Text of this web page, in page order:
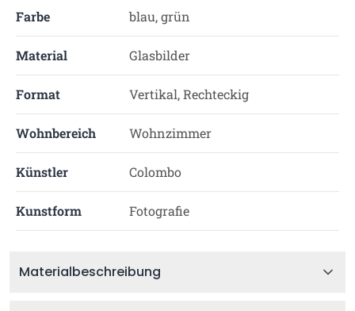
Farbe blau, grün
Material Glasbilder
Format Vertikal, Rechteckig
Wohnbereich Wohnzimmer
Künstler Colombo
Kunstform Fotografie
Materialbeschreibung